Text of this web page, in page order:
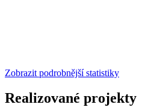
Zobrazit podrobnější statistiky
Realizované projekty